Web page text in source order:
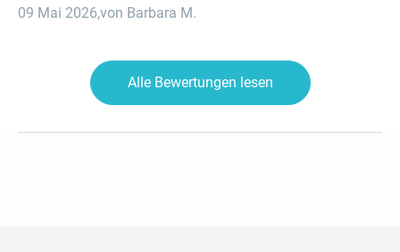
09 Mai 2026,von Barbara M.
Alle Bewertungen lesen